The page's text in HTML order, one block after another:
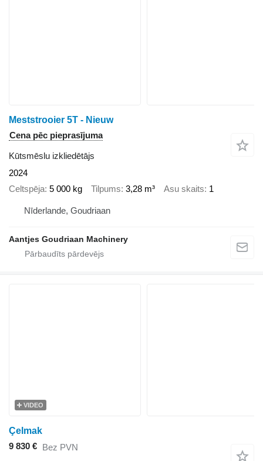
Meststrooier 5T - Nieuw
Cena pēc pieprasījuma
Kūtsmēslu izkliedētājs
2024
Celtspēja 5 000 kg Tilpums 3,28 m³ Asu skaits 1
Nīderlande, Goudriaan
Aantjes Goudriaan Machinery
VIDEO
Çelmak
9 830 € Bez PVN